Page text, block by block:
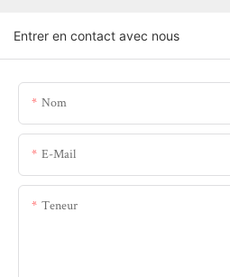
Entrer en contact avec nous
Nom
E-Mail
Teneur